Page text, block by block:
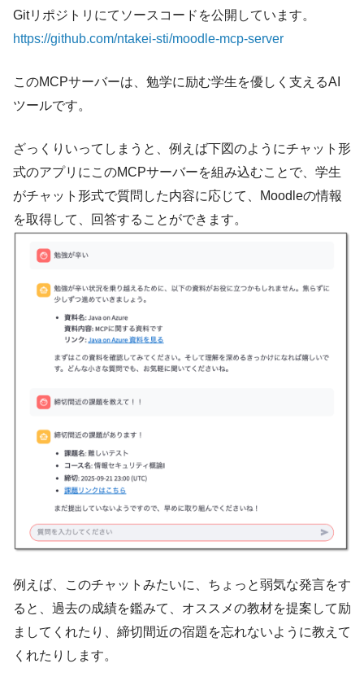
Gitリポジトリにてソースコードを公開しています。
https://github.com/ntakei-sti/moodle-mcp-server
このMCPサーバーは、勉学に励む学生を優しく支えるAI
ツールです。
ざっくりいってしまうと、例えば下図のようにチャット形
式のアプリにこのMCPサーバーを組み込むことで、学生
がチャット形式で質問した内容に応じて、Moodleの情報
を取得して、回答することができます。
例えば、このチャットみたいに、ちょっと弱気な発言をす
ると、過去の成績を鑑みて、オススメの教材を提案して励
ましてくれたり、締切間近の宿題を忘れないように教えて
くれたりします。